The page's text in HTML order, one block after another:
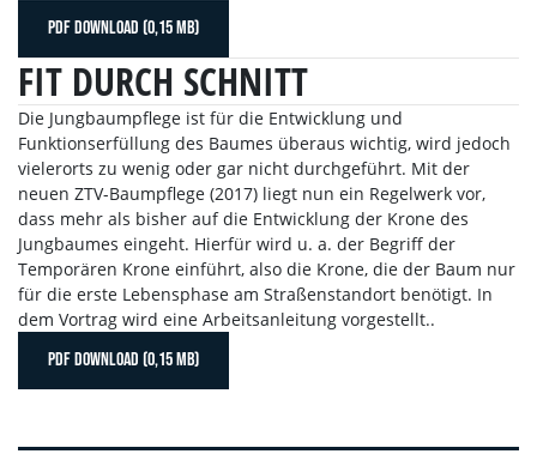
PDF DOWNLOAD (0,15 MB)
FIT DURCH SCHNITT
Die Jungbaumpflege ist für die Entwicklung und
Funktionserfüllung des Baumes überaus wichtig, wird jedoch
vielerorts zu wenig oder gar nicht durchgeführt. Mit der
neuen ZTV-Baumpflege (2017) liegt nun ein Regelwerk vor,
dass mehr als bisher auf die Entwicklung der Krone des
Jungbaumes eingeht. Hierfür wird u. a. der Begriff der
Temporären Krone einführt, also die Krone, die der Baum nur
für die erste Lebensphase am Straßenstandort benötigt. In
dem Vortrag wird eine Arbeitsanleitung vorgestellt..
PDF DOWNLOAD (0,15 MB)